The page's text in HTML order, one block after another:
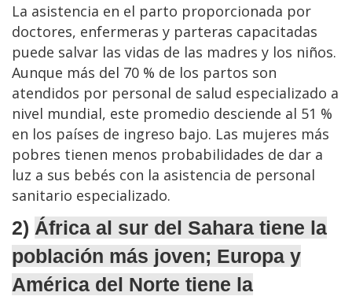
La asistencia en el parto proporcionada por
doctores, enfermeras y parteras capacitadas
puede salvar las vidas de las madres y los niños.
Aunque más del 70 % de los partos son
atendidos por personal de salud especializado a
nivel mundial, este promedio desciende al 51 %
en los países de ingreso bajo. Las mujeres más
pobres tienen menos probabilidades de dar a
luz a sus bebés con la asistencia de personal
sanitario especializado.
2) África al sur del Sahara tiene la
población más joven; Europa y
América del Norte tiene la